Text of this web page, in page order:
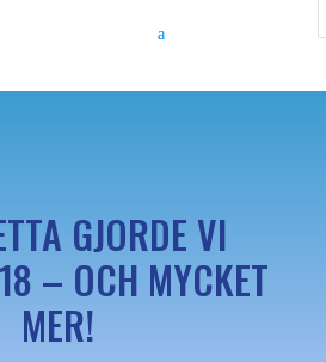
GJORDE VI
– OCH MYCKET
MER!